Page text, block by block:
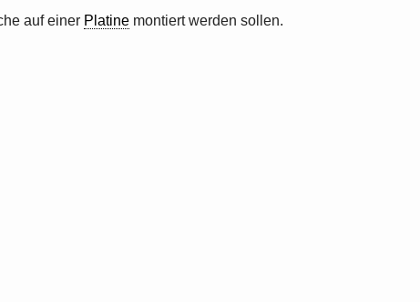
auf einer Platine montiert werden sollen.